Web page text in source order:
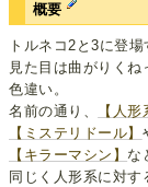
概要
トルネコ2と3に登場
見た目は曲がりくね
色違い。
名前の通り、
【人形
【ミステリドール】
【キラーマシン】 な
同じく人形系に対す